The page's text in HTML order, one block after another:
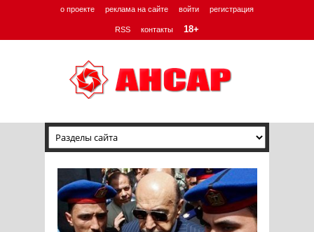
о проекте реклама на сайте войти регистрация
RSS контакты 18+